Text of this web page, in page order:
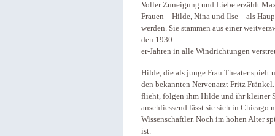
Voller Zuneigung und Liebe erzählt
Frauen – Hilde, Nina und Ilse – als
werden. Sie stammen aus einer
den 1930-
er-Jahren in alle Windrichtungen
Hilde, die als junge Frau Theater spielt
den bekannten Nervenarzt Fritz
flieht, folgen ihm Hilde und ihr kleiner
anschliessend lässt sie sich in Chicago
Wissenschaftler. Noch im hohen Alter
ist.